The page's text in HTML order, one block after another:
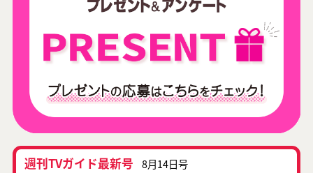
週刊TVガイド最新号 8月14日号